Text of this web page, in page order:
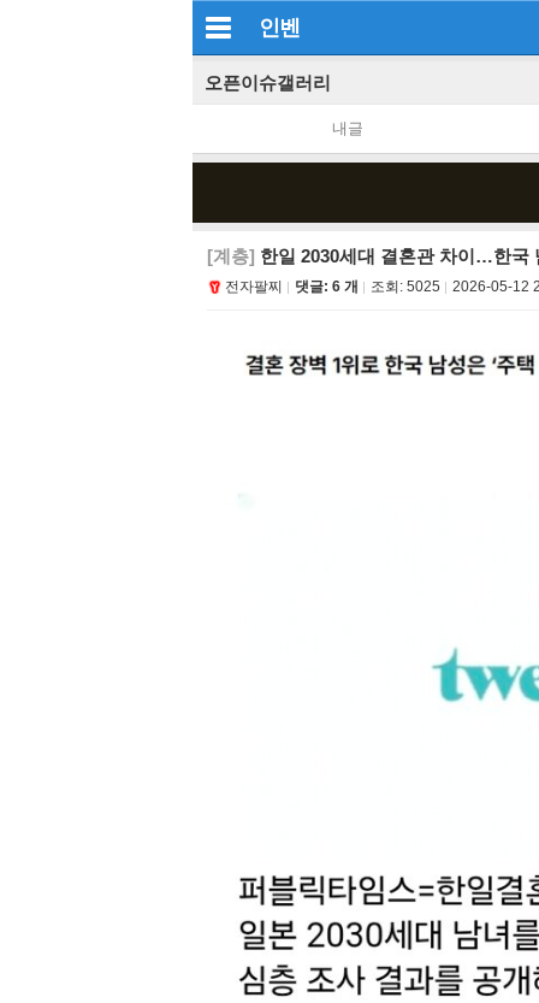
인벤
오픈이슈갤러리
내글
[계층] 한일 2030세대 결혼관 차이…한국
전자팔찌 댓글: 6 개 조회: 5025 2026-05-12